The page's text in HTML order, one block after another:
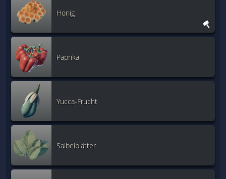
Honig
Paprika
Yucca-Frucht
Salbeiblätter